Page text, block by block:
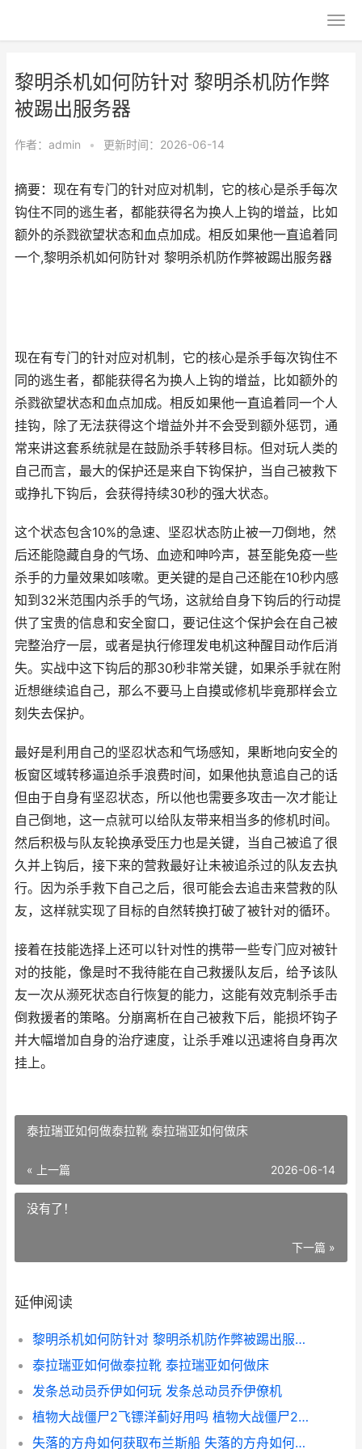
黎明杀机如何防针对 黎明杀机防作弊
被踢出服务器
作者： admin • 更新时间：2026-06-14
摘要：现在有专门的针对应对机制，它的核心是杀手每次
钩住不同的逃生者，都能获得名为换人上钩的增益，比如
额外的杀戮欲望状态和血点加成。相反如果他一直追着同
一个,黎明杀机如何防针对 黎明杀机防作弊被踢出服务器
现在有专门的针对应对机制，它的核心是杀手每次钩住不
同的逃生者，都能获得名为换人上钩的增益，比如额外的
杀戮欲望状态和血点加成。相反如果他一直追着同一个人
挂钩，除了无法获得这个增益外并不会受到额外惩罚，通
常来讲这套系统就是在鼓励杀手转移目标。但对玩人类的
自己而言，最大的保护还是来自下钩保护，当自己被救下
或挣扎下钩后，会获得持续30秒的强大状态。
这个状态包含10%的急速、坚忍状态防止被一刀倒地，然
后还能隐藏自身的气场、血迹和呻吟声，甚至能免疫一些
杀手的力量效果如咳嗽。更关键的是自己还能在10秒内感
知到32米范围内杀手的气场，这就给自身下钩后的行动提
供了宝贵的信息和安全窗口，要记住这个保护会在自己被
完整治疗一层，或者是执行修理发电机这种醒目动作后消
失。实战中这下钩后的那30秒非常关键，如果杀手就在附
近想继续追自己，那么不要马上自摸或修机毕竟那样会立
刻失去保护。
最好是利用自己的坚忍状态和气场感知，果断地向安全的
板窗区域转移逼迫杀手浪费时间，如果他执意追自己的话
但由于自身有坚忍状态，所以他也需要多攻击一次才能让
自己倒地，这一点就可以给队友带来相当多的修机时间。
然后积极与队友轮换承受压力也是关键，当自己被追了很
久并上钩后，接下来的营救最好让未被追杀过的队友去执
行。因为杀手救下自己之后，很可能会去追击来营救的队
友，这样就实现了目标的自然转换打破了被针对的循环。
接着在技能选择上还可以针对性的携带一些专门应对被针
对的技能，像是时不我待能在自己救援队友后，给予该队
友一次从濒死状态自行恢复的能力，这能有效克制杀手击
倒救援者的策略。分崩离析在自己被救下后，能损坏钩子
并大幅增加自身的治疗速度，让杀手难以迅速将自身再次
挂上。
泰拉瑞亚如何做泰拉靴 泰拉瑞亚如何做床
« 上一篇 2026-06-14
没有了！
下一篇 »
延伸阅读
黎明杀机如何防针对 黎明杀机防作弊被踢出服务器
泰拉瑞亚如何做泰拉靴 泰拉瑞亚如何做床
发条总动员乔伊如何玩 发条总动员乔伊僚机
植物大战僵尸2飞镖洋蓟好用吗 植物大战僵尸2老版本
失落的方舟如何获取布兰斯船 失落的方舟如何入库